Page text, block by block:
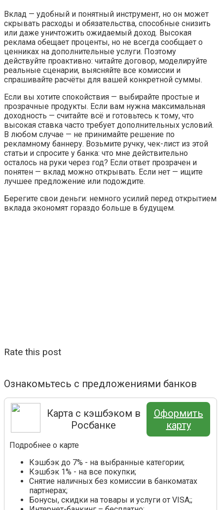
Вклад — удобный и понятный инструмент, но он может
скрывать расходы и обязательства, способные снизить
или даже уничтожить ожидаемый доход. Высокая
реклама обещает проценты, но не всегда сообщает о
ценниках на дополнительные услуги. Поэтому
действуйте проактивно: читайте договор, моделируйте
реальные сценарии, выясняйте все комиссии и
спрашивайте расчёты для вашей конкретной суммы.
Если вы хотите спокойствия — выбирайте простые и
прозрачные продукты. Если вам нужна максимальная
доходность — считайте всё и готовьтесь к тому, что
высокая ставка часто требует дополнительных условий.
В любом случае — не принимайте решение по
рекламному баннеру. Возьмите ручку, чек-лист из этой
статьи и спросите у банка: что мне действительно
осталось на руки через год? Если ответ прозрачен и
понятен — вклад можно открывать. Если нет — ищите
лучшее предложение или подождите.
Берегите свои деньги: немного усилий перед открытием
вклада экономят гораздо больше в будущем.
Rate this post
Ознакомьтесь с предложениями банков
Карта с кэшбэком в
Росбанке
Оформить
карту
Подробнее о карте
Кэшбэк до 7% - на выбранные категории;
Кэшбэк 1% - на все покупки;
Снятие наличных без комиссии в банкоматах
партнерах;
Бонусы, скидки на товары и услуги от VISA;;